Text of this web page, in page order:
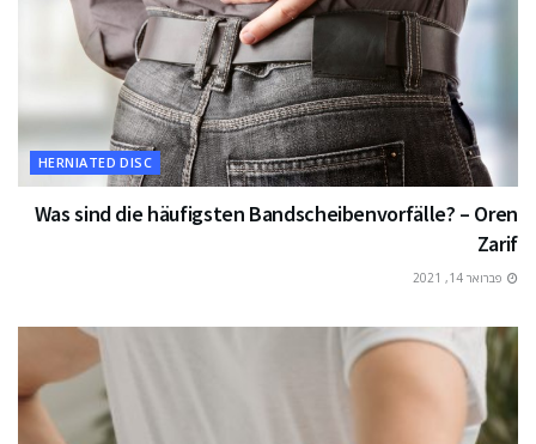
HERNIATED DISC
Was sind die häufigsten Bandscheibenvorfälle? – Oren
Zarif
פברואר 14, 2021